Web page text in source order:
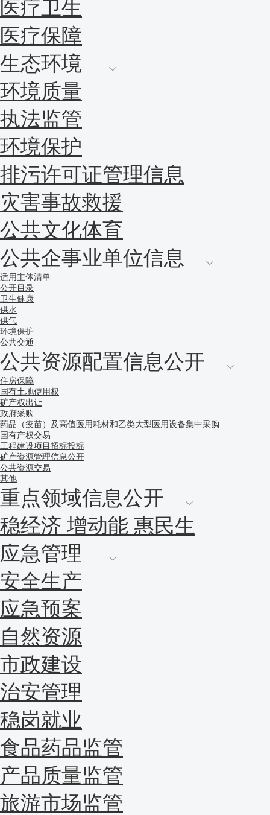
医疗卫生
医疗保障
生态环境
环境质量
执法监管
环境保护
排污许可证管理信息
灾害事故救援
公共文化体育
公共企事业单位信息
适用主体清单
公开目录
卫生健康
供水
供气
环境保护
公共交通
公共资源配置信息公开
住房保障
国有土地使用权
矿产权出让
政府采购
药品（疫苗）及高值医用耗材和乙类大型医用设备集中采购
国有产权交易
工程建设项目招标投标
矿产资源管理信息公开
公共资源交易
其他
重点领域信息公开
稳经济 增动能 惠民生
应急管理
安全生产
应急预案
自然资源
市政建设
治安管理
稳岗就业
食品药品监管
产品质量监管
旅游市场监管